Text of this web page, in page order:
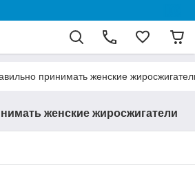
принимать женские
женские жиросжигатели